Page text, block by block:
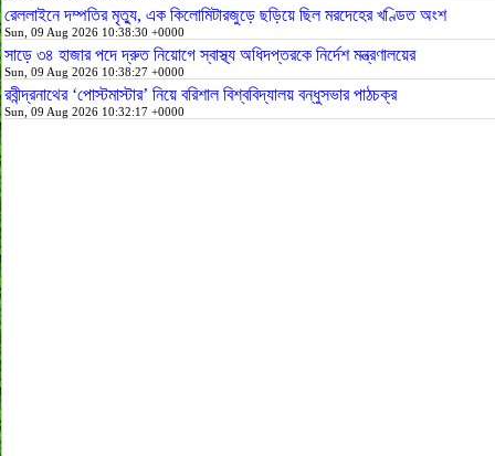
রেললাইনে দম্পতির মৃত্যু, এক কিলোমিটারজুড়ে ছড়িয়ে ছিল মরদেহের খণ্ডিত অংশ
Sun, 09 Aug 2026 10:38:30 +0000
সাড়ে ৩৪ হাজার পদে দ্রুত নিয়োগে স্বাস্থ্য অধিদপ্তরকে নির্দেশ মন্ত্রণালয়ের
Sun, 09 Aug 2026 10:38:27 +0000
রবীন্দ্রনাথের ‘পোস্টমাস্টার’ নিয়ে বরিশাল বিশ্ববিদ্যালয় বন্ধুসভার পাঠচক্র
Sun, 09 Aug 2026 10:32:17 +0000